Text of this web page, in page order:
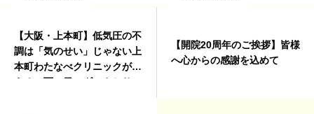
【大阪・上本町】低気圧の不
調は「気のせい」じゃない上
本町わたなべクリニックが教
える、雨の日のダルさとサヨ
【開院20周年のご挨拶】皆様
へ心からの感謝を込めて